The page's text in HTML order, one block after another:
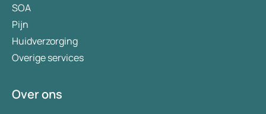
SOA
Pijn
Huidverzorging
Overige services
Over ons